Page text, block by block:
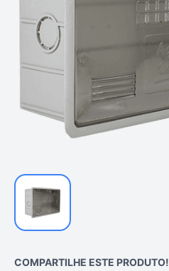
COMPARTILHE ESTE PRODUTO!